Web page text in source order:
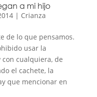
a mi hijo
| Crianza
de lo que pensamos.
usar la
cualquiera, de
el cachete, la
que mencionar en